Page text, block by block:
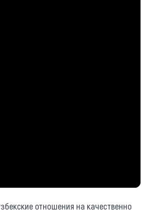
отношения на качественно